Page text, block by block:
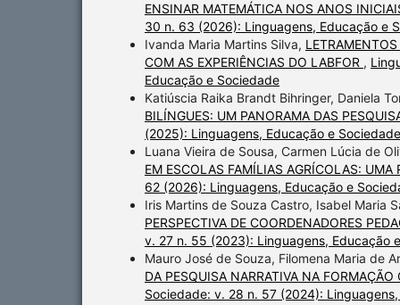
ENSINAR MATEMÁTICA NOS ANOS
30 n. 63 (2026): Linguagens, Educação e
Ivanda Maria Martins Silva,
COM AS EXPERIÊNCIAS DO LABFOR ,
Educação e Sociedade
Katiúscia Raika Brandt Bihringer, Daniela
BILÍNGUES: UM PANORAMA DAS
(2025): Linguagens, Educação e Sociedade
Luana Vieira de Sousa, Carmen Lúcia de
EM ESCOLAS FAMÍLIAS AGRÍCOLAS: UMA
62 (2026): Linguagens, Educação e
Iris Martins de Souza Castro, Isabel Maria
PERSPECTIVA DE COORDENADORES
v. 27 n. 55 (2023): Linguagens, Educação
Mauro José de Souza, Filomena Maria de
DA PESQUISA NARRATIVA NA
Sociedade: v. 28 n. 57 (2024):